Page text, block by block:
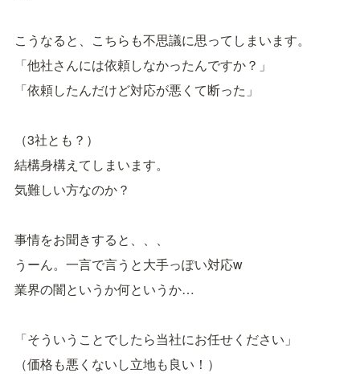
こうなると、こちらも不思議に思ってしまいます。
「他社さんには依頼しなかったんですか？」
「依頼したんだけど対応が悪くて断った」
（3社とも？）
結構身構えてしまいます。
気難しい方なのか？
事情をお聞きすると、、、
うーん。一言で言うと大手っぽい対応w
業界の闇というか何というか…
「そういうことでしたら当社にお任せください」
（価格も悪くないし立地も良い！）